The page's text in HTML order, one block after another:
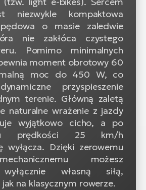
niezwykle kompaktowa
o masie zaledwie
nie zakłóca czystego
Pomimo minimalnych
moment obrotowy 60
moc do 450 W, co
przyspieszenie
terenie. Główną zaletą
naturalne wrażenie z jazdy
wyjątkowo cicho, a po
prędkości 25 km/h
wyłącza. Dzięki zerowemu
możesz
własną siłą,
na klasycznym rowerze.